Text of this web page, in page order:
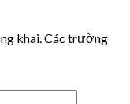
khai. Các trường